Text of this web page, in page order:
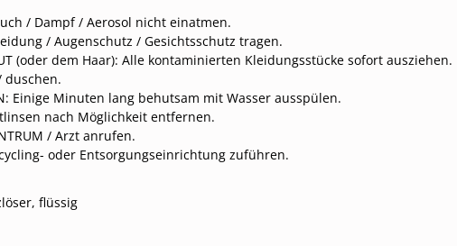
/ Dampf / Aerosol nicht einatmen.
/ Augenschutz / Gesichtsschutz tragen.
(oder dem Haar): Alle kontaminierten Kleidungsstücke sofort ausziehen.
duschen.
Einige Minuten lang behutsam mit Wasser ausspülen.
nach Möglichkeit entfernen.
/ Arzt anrufen.
oder Entsorgungseinrichtung zuführen.
flüssig